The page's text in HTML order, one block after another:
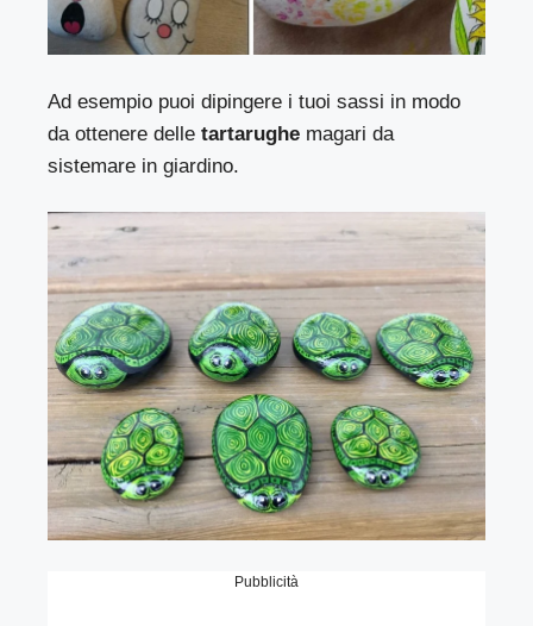
Ad esempio puoi dipingere i tuoi sassi in modo
da ottenere delle tartarughe magari da
sistemare in giardino.
Pubblicità